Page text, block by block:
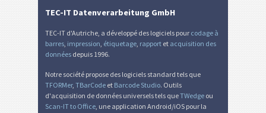
D Diverse
TEC-IT Datenverarbeitung GmbH
TEC-IT d'Autriche, a développé des logiciels pour codage à
barres, impression, étiquetage, rapport et acquisition des
données depuis 1996.
Notre société propose des logiciels standard tels que
TFORMer, TBarCode et Barcode Studio. Outils
d'acquisition de données universels tels queTWedge ou
Scan-IT to Office, une application Android/iOS pour la